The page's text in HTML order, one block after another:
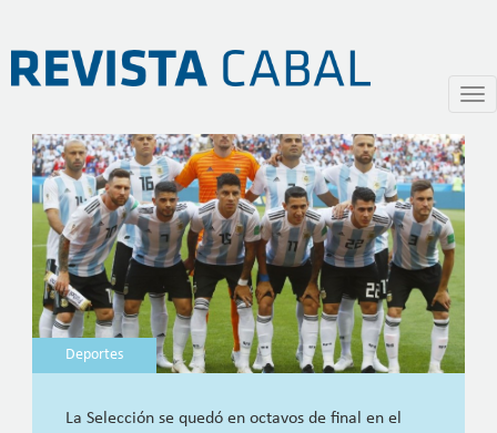
Pasar
contenido
principal
De Rusia sin goles y sin amor
Deportes
La Selección se quedó en octavos de final en el